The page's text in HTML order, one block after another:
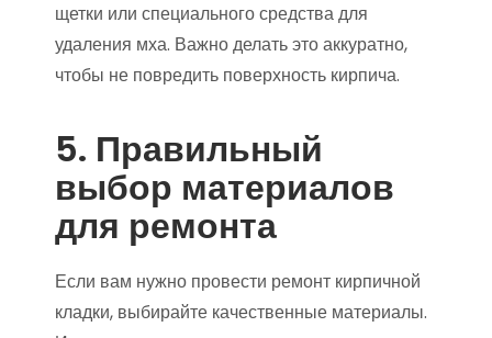
щетки или специального средства для
удаления мха. Важно делать это аккуратно,
чтобы не повредить поверхность кирпича.
5. Правильный
выбор материалов
для ремонта
Если вам нужно провести ремонт кирпичной
кладки, выбирайте качественные материалы.